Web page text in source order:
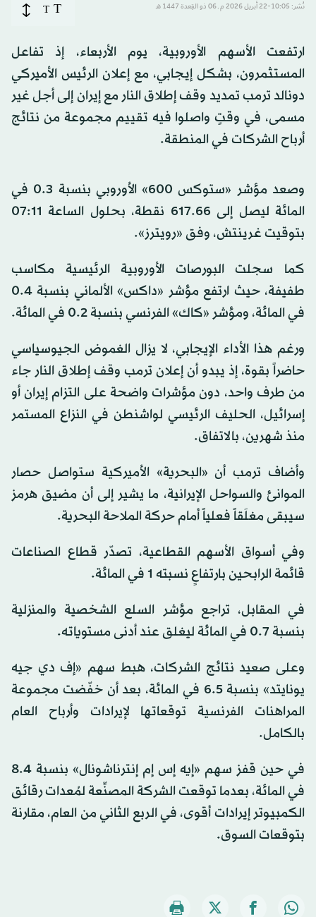
نُشر: 10:05-22 أبريل 2026 م ـ 06 ذو القِعدة 1447 هـ T
T
ارتفعت الأسهم الأوروبية، يوم الأربعاء، إذ تفاعل
المستثمرون، بشكل إيجابي، مع إعلان الرئيس الأميركي
دونالد ترمب تمديد وقف إطلاق النار مع إيران إلى أجل غير
مسمى، في وقتٍ واصلوا فيه تقييم مجموعة من نتائج
أرباح الشركات في المنطقة.
وصعد مؤشر «ستوكس 600» الأوروبي بنسبة 0.3 في
المائة ليصل إلى 617.66 نقطة، بحلول الساعة 07:11
بتوقيت غرينتش، وفق «رويترز».
كما سجلت البورصات الأوروبية الرئيسية مكاسب
طفيفة، حيث ارتفع مؤشر «داكس» الألماني بنسبة 0.4
في المائة، ومؤشر «كاك» الفرنسي بنسبة 0.2 في المائة.
ورغم هذا الأداء الإيجابي، لا يزال الغموض الجيوسياسي
حاضراً بقوة، إذ يبدو أن إعلان ترمب وقف إطلاق النار جاء
من طرف واحد، دون مؤشرات واضحة على التزام إيران أو
إسرائيل، الحليف الرئيسي لواشنطن في النزاع المستمر
منذ شهرين، بالاتفاق.
وأضاف ترمب أن «البحرية» الأميركية ستواصل حصار
الموانئ والسواحل الإيرانية، ما يشير إلى أن مضيق هرمز
سيبقى مغلَقاً فعلياً أمام حركة الملاحة البحرية.
وفي أسواق الأسهم القطاعية، تصدّر قطاع الصناعات
قائمة الرابحين بارتفاعٍ نسبته 1 في المائة.
في المقابل، تراجع مؤشر السلع الشخصية والمنزلية
بنسبة 0.7 في المائة ليغلق عند أدنى مستوياته.
وعلى صعيد نتائج الشركات، هبط سهم «إف دي جيه
يونايتد» بنسبة 6.5 في المائة، بعد أن خفّضت مجموعة
المراهنات الفرنسية توقعاتها لإيرادات وأرباح العام
بالكامل.
في حين قفز سهم «إيه إس إم إنترناشونال» بنسبة 8.4
في المائة، بعدما توقعت الشركة المصنِّعة لمُعدات رقائق
الكمبيوتر إيرادات أقوى، في الربع الثاني من العام، مقارنة
بتوقعات السوق.